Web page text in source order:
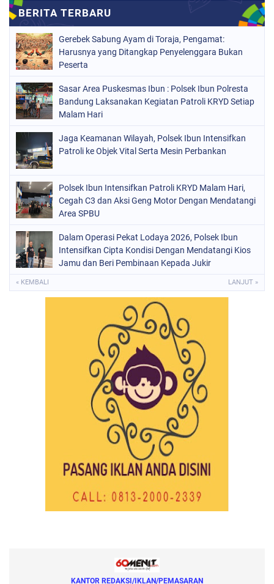
Gerebek Sabung Ayam di Toraja, Pengamat:
Harusnya yang Ditangkap Penyelenggara Bukan
Peserta
Sasar Area Puskesmas Ibun : Polsek Ibun Polresta
Bandung Laksanakan Kegiatan Patroli KRYD Setiap
Malam Hari
Jaga Keamanan Wilayah, Polsek Ibun Intensifkan
Patroli ke Objek Vital Serta Mesin Perbankan
Polsek Ibun Intensifkan Patroli KRYD Malam Hari,
Cegah C3 dan Aksi Geng Motor Dengan Mendatangi
Area SPBU
Dalam Operasi Pekat Lodaya 2026, Polsek Ibun
Intensifkan Cipta Kondisi Dengan Mendatangi Kios
Jamu dan Beri Pembinaan Kepada Jukir
« KEMBALI LANJUT »
KANTOR REDAKSI/IKLAN/PEMASARAN